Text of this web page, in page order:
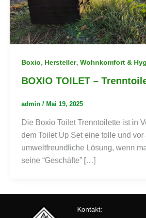
Boxio, Hersteller, Wohnkomfort &
BOXIO TOILET –
admin / Mai 19, 2025
Die Boxio Toilet Trenntoilette ist in
dem Toilet Up Set eine tolle und vor
umweltfreundliche Lösung, wenn
seine “Geschäfte” […]
Kontakt: